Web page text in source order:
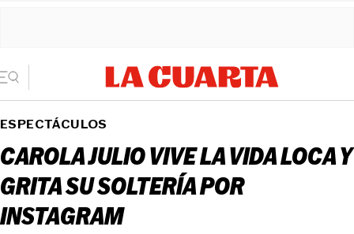
ESPECTÁCULOS
CAROLA JULIO VIVE LA VIDA LOCA Y
GRITA SU SOLTERÍA POR
INSTAGRAM